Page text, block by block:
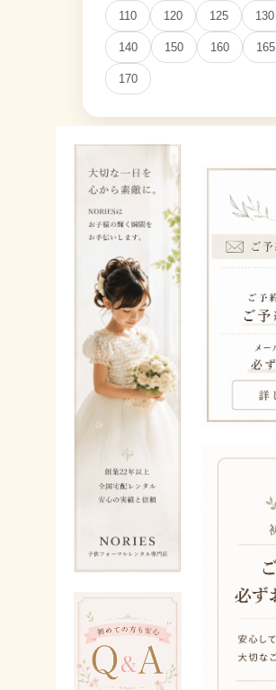
110 120 125 130
140 150 160 165
170